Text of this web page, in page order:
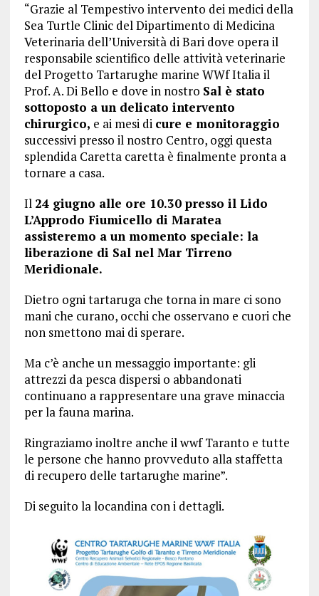
“Grazie al Tempestivo intervento dei medici della
Sea Turtle Clinic del Dipartimento di Medicina
Veterinaria dell’Università di Bari dove opera il
responsabile scientifico delle attività veterinarie
del Progetto Tartarughe marine WWf Italia il
Prof. A. Di Bello e dove in nostro Sal è stato
sottoposto a un delicato intervento
chirurgico, e ai mesi di cure e monitoraggio
successivi presso il nostro Centro, oggi questa
splendida Caretta caretta è finalmente pronta a
tornare a casa.
Il 24 giugno alle ore 10.30 presso il Lido
L’Approdo Fiumicello di Maratea
assisteremo a un momento speciale: la
liberazione di Sal nel Mar Tirreno
Meridionale.
Dietro ogni tartaruga che torna in mare ci sono
mani che curano, occhi che osservano e cuori che
non smettono mai di sperare.
Ma c’è anche un messaggio importante: gli
attrezzi da pesca dispersi o abbandonati
continuano a rappresentare una grave minaccia
per la fauna marina.
Ringraziamo inoltre anche il wwf Taranto e tutte
le persone che hanno provveduto alla staffetta
di recupero delle tartarughe marine”.
Di seguito la locandina con i dettagli.